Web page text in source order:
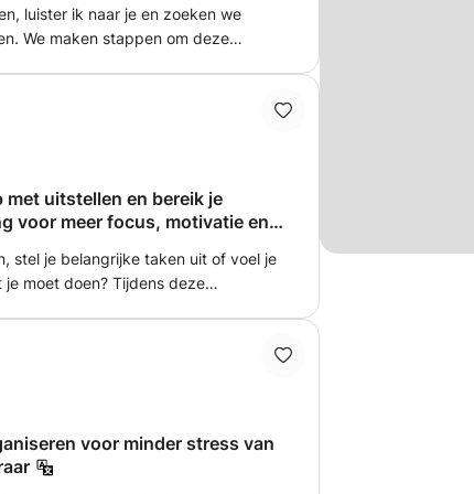
luister ik naar je en zoeken we
We maken stappen om deze
ander een gereedschapskist
uitstellen en bereik je
voor meer focus, motivatie en
stel je belangrijke taken uit of voel je
moet doen? Tijdens deze
bepaalt en stap voor stap
gericht zijn op werk, studie,
in jezelf en meer rust in je
voor minder stress van